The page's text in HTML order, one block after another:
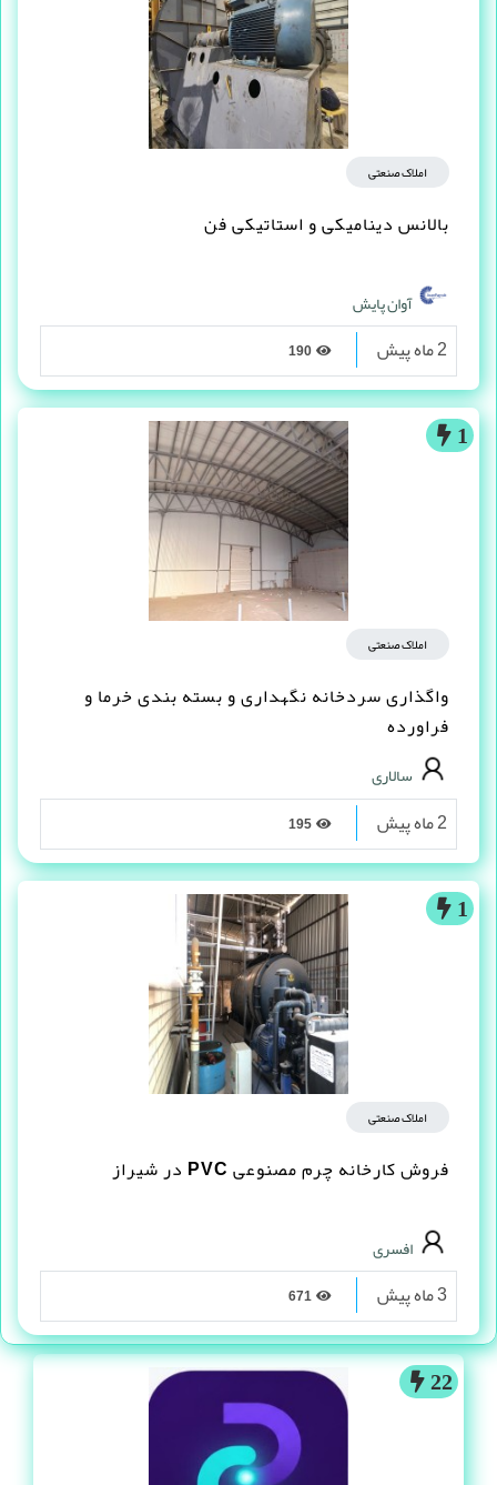
22
املاک صنعتی
بالانس دینامیکی و استاتیکی فن
آوان پایش
2 ماه پیش
1
املاک صنعتی
واگذاری سردخانه نگهداری و بسته بندی خرما و
فراورده
سالاری
2 ماه پیش
1
املاک صنعتی
فروش کارخانه چرم مصنوعى PVC در شیراز
افسری
3 ماه پیش